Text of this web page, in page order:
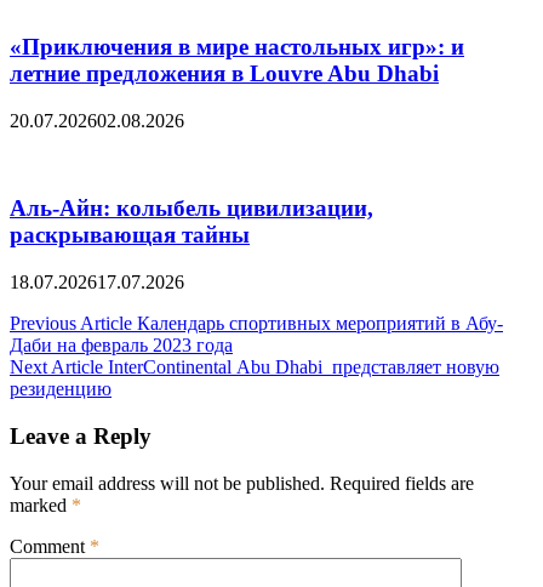
«Приключения в мире настольных игр»: и
летние предложения в Louvre Abu Dhabi
20.07.202602.08.2026
Аль-Айн: колыбель цивилизации,
раскрывающая тайны
18.07.202617.07.2026
Post
navigation
Previous Article Календарь спортивных мероприятий в Абу-
Даби на февраль 2023 года
Next Article InterContinental Abu Dhabi представляет новую
резиденцию
Leave a Reply
Your email address will not be published. Required fields are
marked *
Comment *